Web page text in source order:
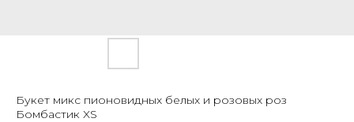
Букет микс пионовидных белых и розовых роз
Бомбастик XS